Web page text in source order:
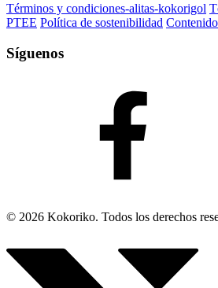
Términos y condiciones-alitas-kokorigol
PTEE Política de sostenibilidad
Síguenos
© 2026 Kokoriko. Todos los derechos